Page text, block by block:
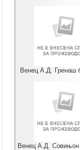
Венец А.Д. Гренаш
Венец А.Д. Совињон